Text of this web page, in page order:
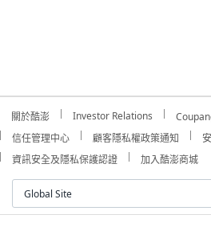
關於酷澎 Investor Relations
信任管理中心
顧客隱私權政策通知
資訊安全及隱私保護認證
加入酷澎商城
Global Site